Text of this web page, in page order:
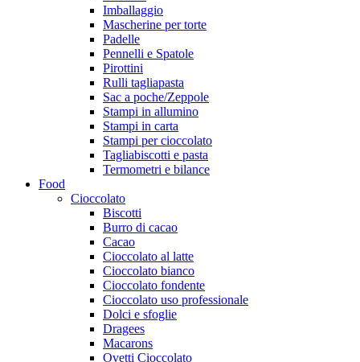
Imballaggio
Mascherine per torte
Padelle
Pennelli e Spatole
Pirottini
Rulli tagliapasta
Sac a poche/Zeppole
Stampi in allumino
Stampi in carta
Stampi per cioccolato
Tagliabiscotti e pasta
Termometri e bilance
Food
Cioccolato
Biscotti
Burro di cacao
Cacao
Cioccolato al latte
Cioccolato bianco
Cioccolato fondente
Cioccolato uso professionale
Dolci e sfoglie
Dragees
Macarons
Ovetti Cioccolato